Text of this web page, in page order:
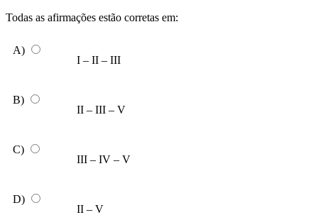
Todas as afirmações estão corretas em:
A)
I – II – III
B)
II – III – V
C)
III – IV – V
D)
II – V